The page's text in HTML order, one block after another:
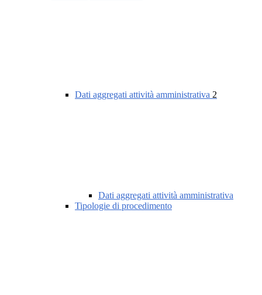
Dati aggregati attività amministrativa 2
Dati aggregati attività amministrativa
Tipologie di procedimento